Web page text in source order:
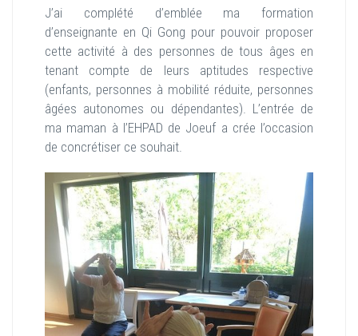
J’ai complété d’emblée ma formation
d’enseignante en Qi Gong pour pouvoir proposer
cette activité à des personnes de tous âges en
tenant compte de leurs aptitudes respective
(enfants, personnes à mobilité réduite, personnes
âgées autonomes ou dépendantes). L’entrée de
ma maman à l’EHPAD de Joeuf a crée l’occasion
de concrétiser ce souhait.